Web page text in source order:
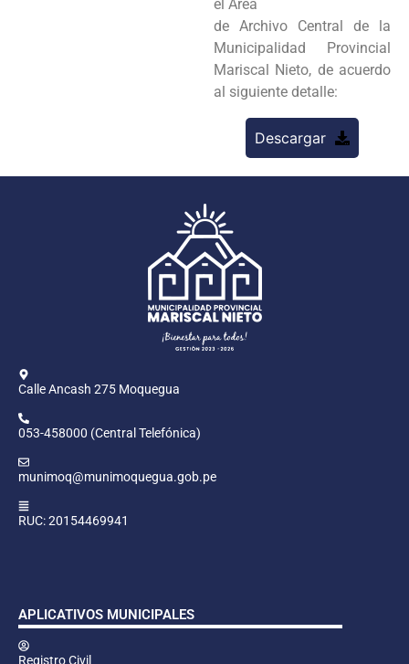
el Área
de Archivo Central de la
Municipalidad Provincial
Mariscal Nieto, de acuerdo
al siguiente detalle:
Descargar
Calle Ancash 275 Moquegua
053-458000 (Central Telefónica)
munimoq@munimoquegua.gob.pe
RUC: 20154469941
APLICATIVOS MUNICIPALES
Registro Civil